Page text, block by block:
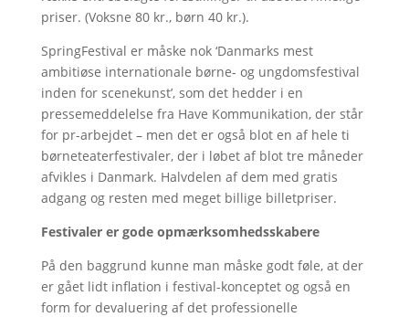
priser. (Voksne 80 kr., børn 40 kr.).
SpringFestival er måske nok ‘Danmarks mest
ambitiøse internationale børne- og ungdomsfestival
inden for scenekunst’, som det hedder i en
pressemeddelelse fra Have Kommunikation, der står
for pr-arbejdet – men det er også blot en af hele ti
børneteaterfestivaler, der i løbet af blot tre måneder
afvikles i Danmark. Halvdelen af dem med gratis
adgang og resten med meget billige billetpriser.
Festivaler er gode opmærksomhedsskabere
På den baggrund kunne man måske godt føle, at der
er gået lidt inflation i festival-konceptet og også en
form for devaluering af det professionelle